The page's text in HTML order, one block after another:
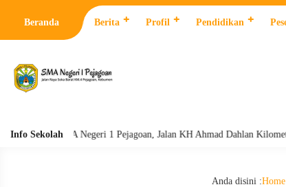
Beranda Berita Profil Pendidikan
Info Sekolah
SMA Negeri 1 Pejagoan, Jalan KH Ahmad Dahlan Kilometer 4
Anda disini :Home